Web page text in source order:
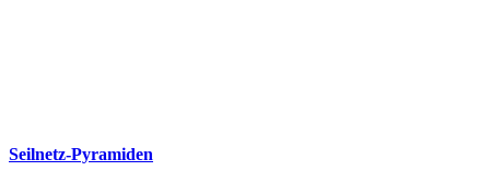
Seilnetz-Pyramiden